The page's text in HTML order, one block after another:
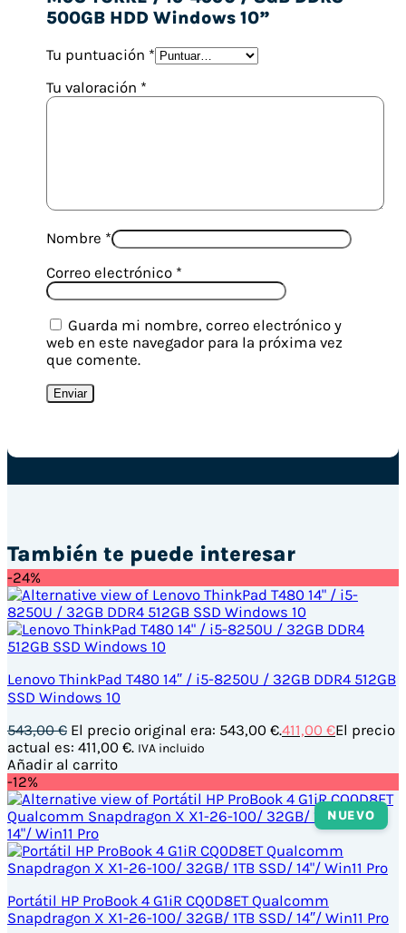
500GB HDD Windows 10”
Tu puntuación *
Tu valoración *
Nombre *
Correo electrónico *
Guarda mi nombre, correo electrónico y
web en este navegador para la próxima vez
que comente.
También te puede interesar
-24%
Lenovo ThinkPad T480 14″ / i5-8250U / 32GB DDR4 512GB
SSD Windows 10
543,00€ El precio original era: 543,00 €.411,00 €El precio
actual es: 411,00 €. IVA incluido
Añadir al carrito
-12%
NUEVO
Portátil HP ProBook 4 G1iR CQ0D8ET Qualcomm
Snapdragon X X1-26-100/ 32GB/ 1TB SSD/ 14″/ Win11 Pro